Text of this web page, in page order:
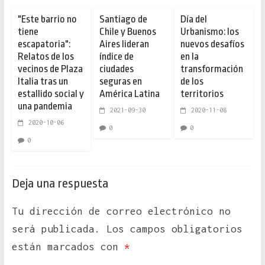
"Este barrio no
tiene
escapatoria":
Relatos de los
vecinos de Plaza
Italia tras un
estallido social y
una pandemia
2020-10-06
0
Santiago de
Chile y Buenos
Aires lideran
índice de
ciudades
seguras en
América Latina
2021-09-30
0
Día del
Urbanismo: los
nuevos desafíos
en la
transformación
de los
territorios
2020-11-08
0
Deja una respuesta
Tu dirección de correo electrónico no
será publicada.
Los campos obligatorios
están marcados con *